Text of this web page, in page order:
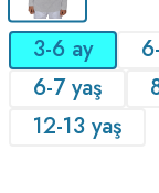
3-6 ay
6-7 yaş
12-13 yaş